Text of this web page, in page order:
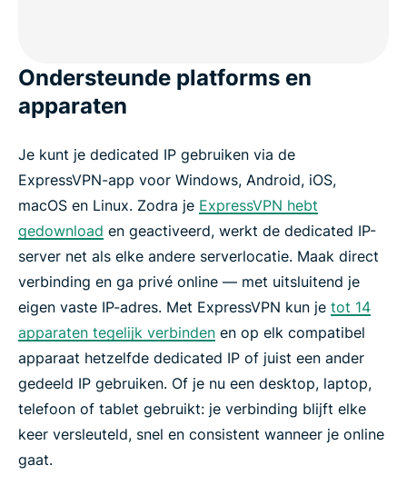
Ondersteunde platforms en
apparaten
Je kunt je dedicated IP gebruiken via de
ExpressVPN-app voor Windows, Android, iOS,
macOS en Linux. Zodra je ExpressVPN hebt
gedownload en geactiveerd, werkt de dedicated IP-
server net als elke andere serverlocatie. Maak direct
verbinding en ga privé online — met uitsluitend je
eigen vaste IP-adres. Met ExpressVPN kun je tot 14
apparaten tegelijk verbinden en op elk compatibel
apparaat hetzelfde dedicated IP of juist een ander
gedeeld IP gebruiken. Of je nu een desktop, laptop,
telefoon of tablet gebruikt: je verbinding blijft elke
keer versleuteld, snel en consistent wanneer je online
gaat.